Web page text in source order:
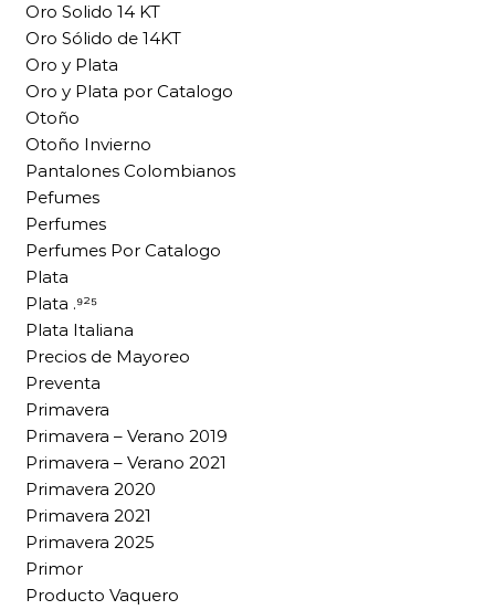
Oro Solido 14 KT
Oro Sólido de 14KT
Oro y Plata
Oro y Plata por Catalogo
Otoño
Otoño Invierno
Pantalones Colombianos
Pefumes
Perfumes
Perfumes Por Catalogo
Plata
Plata .⁹²⁵
Plata Italiana
Precios de Mayoreo
Preventa
Primavera
Primavera – Verano 2019
Primavera – Verano 2021
Primavera 2020
Primavera 2021
Primavera 2025
Primor
Producto Vaquero